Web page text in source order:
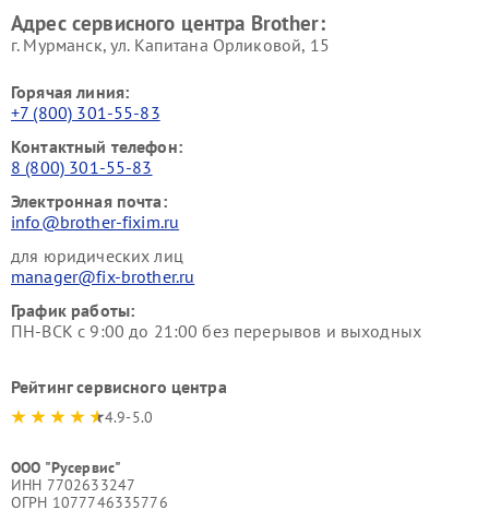
Адрес сервисного центра Brother:
г. Мурманск, ул. Капитана Орликовой, 15
Горячая линия:
+7 (800) 301-55-83
Контактный телефон:
8 (800) 301-55-83
Электронная почта:
info@brother-fixim.ru
для юридических лиц
manager@fix-brother.ru
График работы:
ПН-ВСК с 9:00 до 21:00 без перерывов и выходных
Рейтинг сервисного центра
4.9-5.0
ООО "Русервис"
ИНН 7702633247
ОГРН 1077746335776